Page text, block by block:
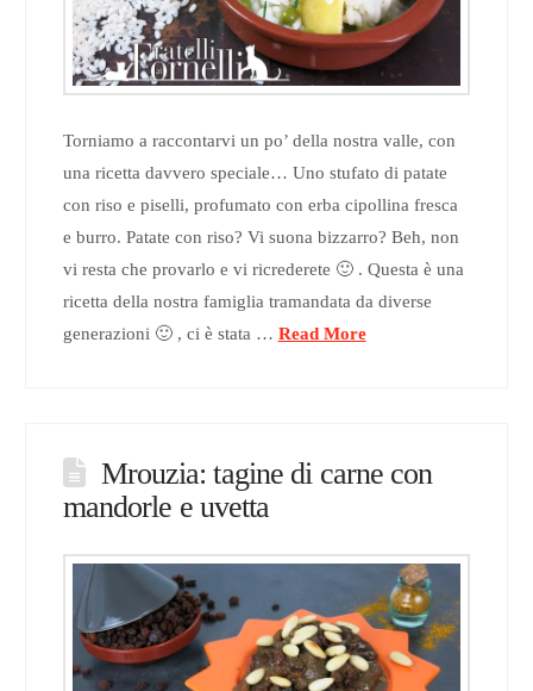
Torniamo a raccontarvi un po’ della nostra valle, con
una ricetta davvero speciale… Uno stufato di patate
con riso e piselli, profumato con erba cipollina fresca
e burro. Patate con riso? Vi suona bizzarro? Beh, non
vi resta che provarlo e vi ricrederete 🙂 . Questa è una
ricetta della nostra famiglia tramandata da diverse
generazioni 🙂 , ci è stata … Read More
Mrouzia: tagine di carne con
mandorle e uvetta